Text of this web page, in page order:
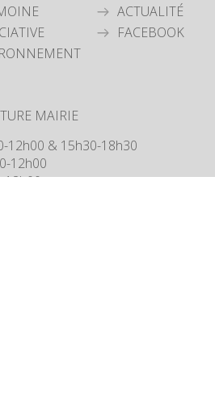
ACTUALITÉ
FACEBOOK
MAIRIE
12h00 & 15h30-18h30
12h00
12h00